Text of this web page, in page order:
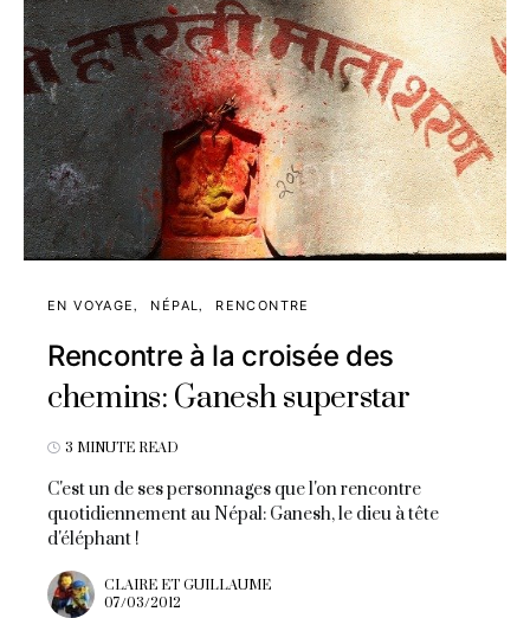
EN VOYAGE NÉPAL RENCONTRE
Rencontre à la croisée des
chemins: Ganesh superstar
3 MINUTE READ
C'est un de ses personnages que l'on rencontre
quotidiennement au Népal: Ganesh, le dieu à tête
d'éléphant !
CLAIRE ET GUILLAUME
07/03/2012